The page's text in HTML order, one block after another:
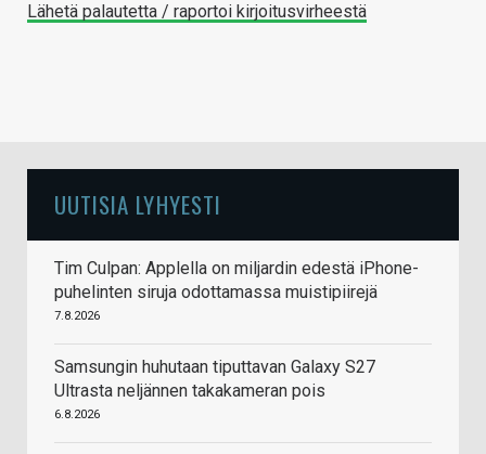
Lähetä palautetta / raportoi kirjoitusvirheestä
UUTISIA LYHYESTI
Tim Culpan: Applella on miljardin edestä iPhone-
puhelinten siruja odottamassa muistipiirejä
7.8.2026
Samsungin huhutaan tiputtavan Galaxy S27
Ultrasta neljännen takakameran pois
6.8.2026